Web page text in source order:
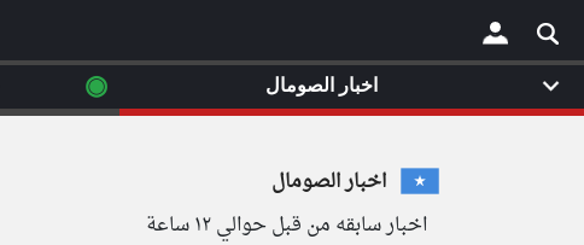
×
اخبار الصومال
اخبار سابقه من قبل حوالي ١٢ ساعة
اخبار الصومال ◉